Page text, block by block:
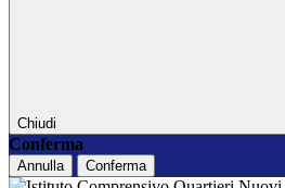
Chiudi
Conferma
Annulla Conferma